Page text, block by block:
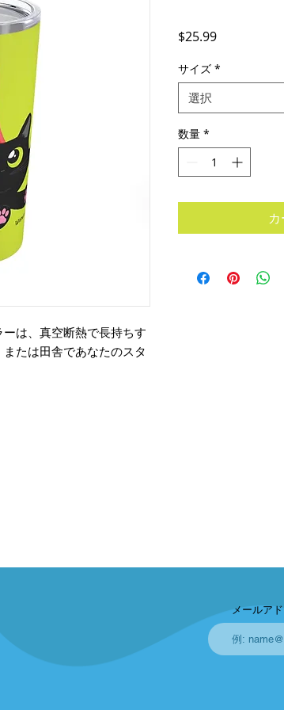
は、真空断熱で長持ちす
たは田舎であなたのスタ
$25.99価
サイズ *
選択
数量 *
メールア